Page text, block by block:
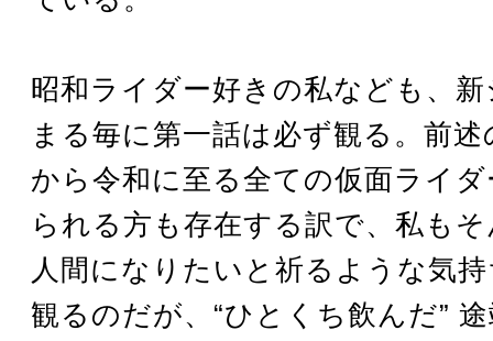
昭和ライダー好きの私なども、
まる毎に第一話は必ず観る。前
から令和に至る全ての仮面ライ
られる方も存在する訳で、私も
人間になりたいと祈るような気
観るのだが、“ひとくち飲んだ”